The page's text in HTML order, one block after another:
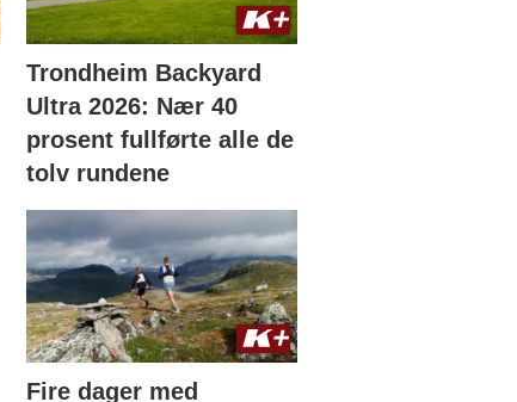
Trondheim Backyard
Ultra 2026: Nær 40
prosent fullførte alle de
tolv rundene
Fire dager med